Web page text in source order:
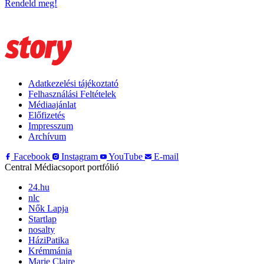
Rendeld meg!
Adatkezelési tájékoztató
Felhasználási Feltételek
Médiaajánlat
Előfizetés
Impresszum
Archívum
Facebook
Instagram YouTube
E-mail
Central Médiacsoport portfólió
24.hu
nlc
Nők Lapja
Startlap
nosalty
HáziPatika
Krémmánia
Marie Claire